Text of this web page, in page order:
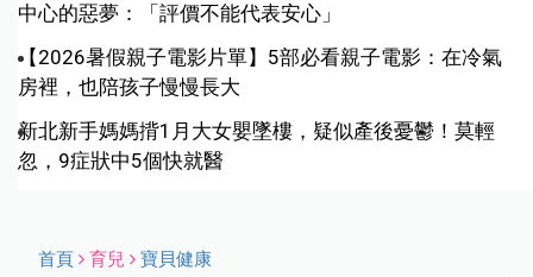
中心的惡夢：「評價不能代表安心」
【2026暑假親子電影片單】5部必看親子電影：在冷氣
房裡，也陪孩子慢慢長大
新北新手媽媽揹1月大女嬰墜樓，疑似產後憂鬱！莫輕
忽，9症狀中5個快就醫
首頁 育兒 寶貝健康